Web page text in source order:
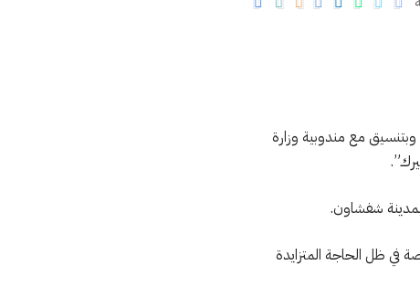
مع مندوبية وزارة
في ظل الحاجة المتزايدة